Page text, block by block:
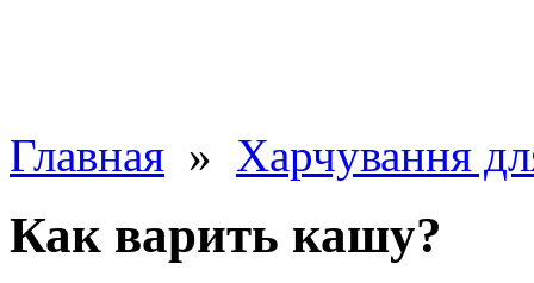
Главная » Харчування
Как варить кашу?